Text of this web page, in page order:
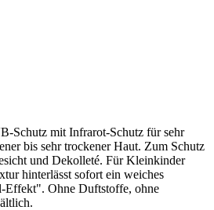
Schutz mit Infrarot-Schutz für sehr
bis sehr trockener Haut. Zum Schutz
und Dekolleté. Für Kleinkinder
hinterlässt sofort ein weiches
Effekt". Ohne Duftstoffe, ohne